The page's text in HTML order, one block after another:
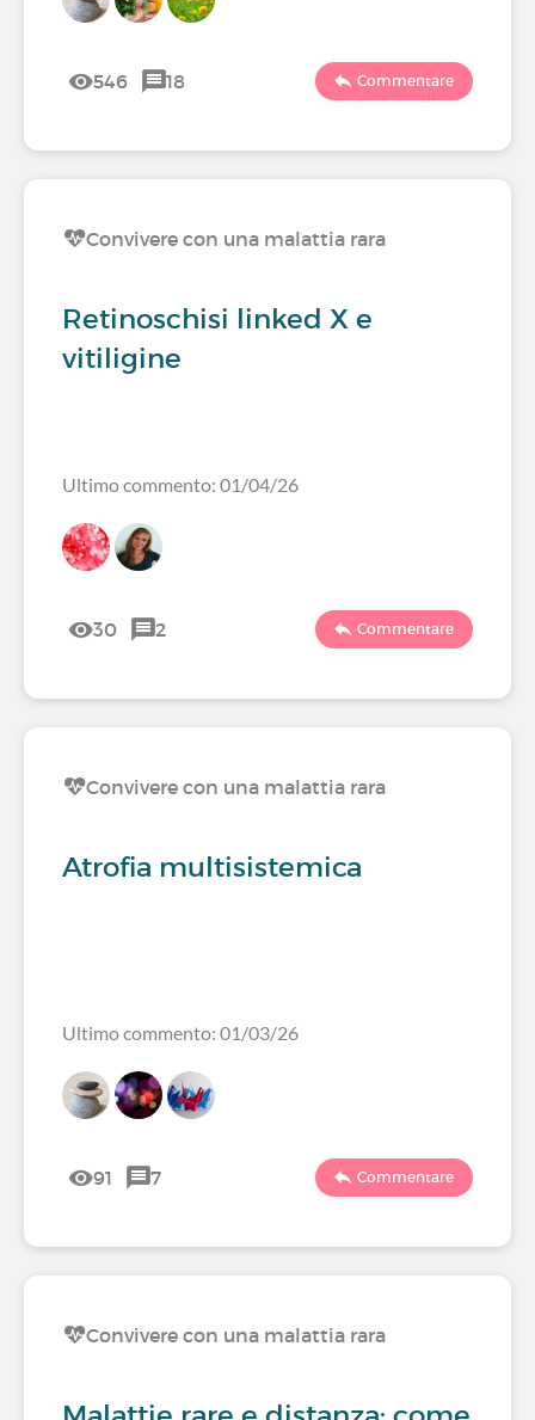
546 18 Commentare
Convivere con una malattia rara
Retinoschisi linked X e
vitiligine
Ultimo commento: 01/04/26
30 2 Commentare
Convivere con una malattia rara
Atrofia multisistemica
Ultimo commento: 01/03/26
91 7 Commentare
Convivere con una malattia rara